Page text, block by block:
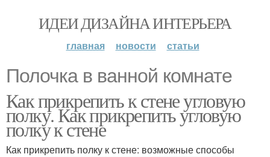
ИДЕИ ДИЗАЙНА ИНТЕРЬЕРА
главная новости статьи
Полочка в ванной комнате
Как прикрепить к стене угловую
полку. Как прикрепить угловую
полку к стене
Как прикрепить полку к стене: возможные способы